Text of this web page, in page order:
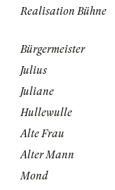
Realisation Bühne
Bürgermeister
Julius
Juliane
Hullewulle
Alte Frau
Alter Mann
Mond